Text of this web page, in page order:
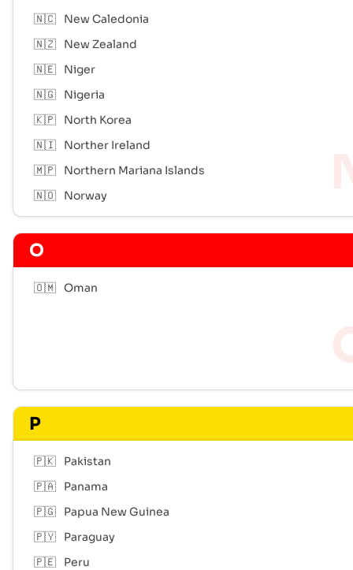
🇳🇨
New Caledonia
🇳🇿
New Zealand
🇳🇪
Niger
🇳🇬
Nigeria
🇰🇵
North Korea
🇳🇮
Norther Ireland
🇲🇵
Northern Mariana Islands
🇳🇴
Norway
O
🇴🇲 Oman
P
🇵🇰
Pakistan
🇵🇦
Panama
🇵🇬
Papua New Guinea
🇵🇾
Paraguay
🇵🇪
Peru